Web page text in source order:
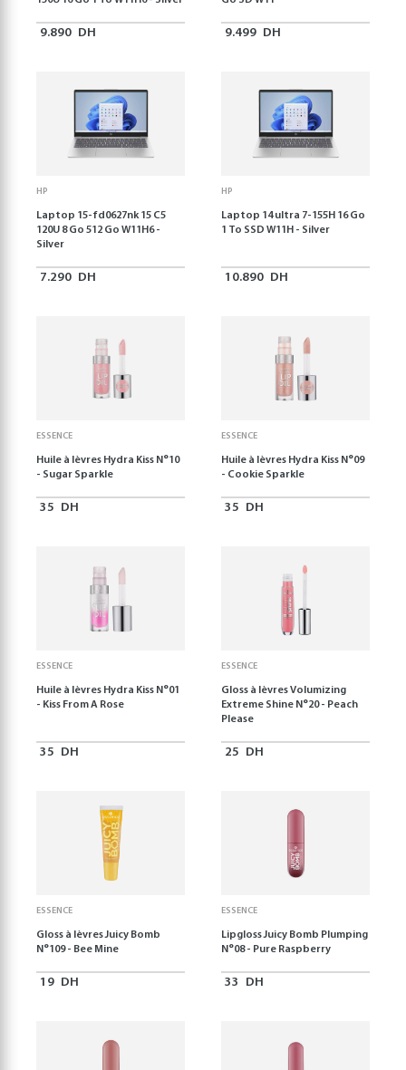
9.890 DH 9.499 DH
HP
Laptop 15-fd0627nk 15 C5
120U 8 Go 512 Go W11H6 -
Silver
7.290 DH
HP
Laptop 14 ultra 7-155H 16 Go
1 To SSD W11H - Silver
10.890 DH
ESSENCE
Huile à lèvres Hydra Kiss N°10
- Sugar Sparkle
35 DH
ESSENCE
Huile à lèvres Hydra Kiss N°09
- Cookie Sparkle
35 DH
ESSENCE
Huile à lèvres Hydra Kiss N°01
- Kiss From A Rose
35 DH
ESSENCE
Gloss à lèvres Volumizing
Extreme Shine N°20 - Peach
Please
25 DH
ESSENCE
Gloss à lèvres Juicy Bomb
N°109 - Bee Mine
19 DH
ESSENCE
Lipgloss Juicy Bomb Plumping
N°08 - Pure Raspberry
33 DH